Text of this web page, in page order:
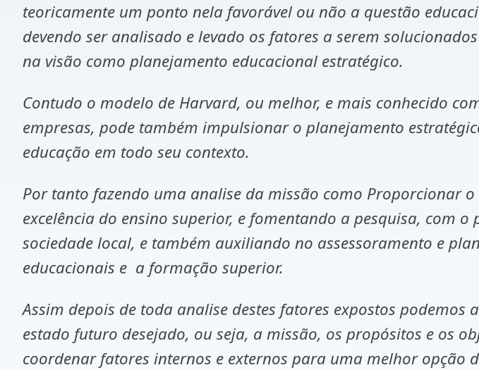
teoricamente um ponto nela favorável ou não a questão
devendo ser analisado e levado os fatores a serem
na visão como planejamento educacional estratégico.
Contudo o modelo de Harvard, ou melhor, e mais conhecido
empresas, pode também impulsionar o planejamento
educação em todo seu contexto.
Por tanto fazendo uma analise da missão como Proporcionar
excelência do ensino superior, e fomentando a pesquisa, com
sociedade local, e também auxiliando no assessoramento e
educacionais e a formação superior.
Assim depois de toda analise destes fatores expostos
estado futuro desejado, ou seja, a missão, os propósitos e os
coordenar fatores internos e externos para uma melhor opção